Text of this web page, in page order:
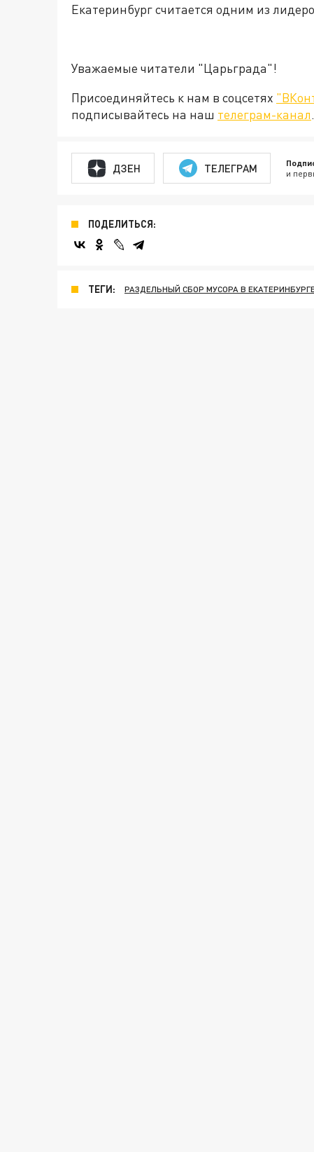
Екатеринбург считается одним из
Уважаемые читатели "Царьграда"!
Присоединяйтесь к нам в соцсетях
подписывайтесь на наш телеграм-канал.
ДЗЕН ТЕЛЕГРАМ и
ПОДЕЛИТЬСЯ:
ТЕГИ: РАЗДЕЛЬНЫЙ СБОР МУСОРА В